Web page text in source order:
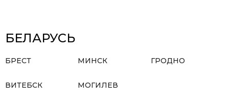
БЕЛАРУСЬ
БРЕСТ
ВИТЕБСК
МИНСК
МОГИЛЕВ
ГРОДНО